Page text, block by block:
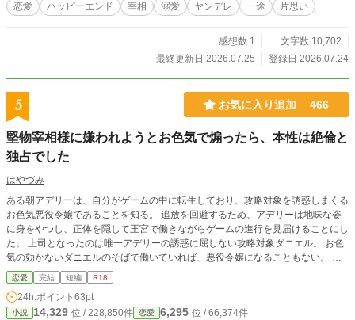
恋愛 ハッピーエンド 宰相 溺愛 ヤンデレ 一途 片思い
感想数 1
文字数 10,702
最終更新日 2026.07.25
登録日 2026.07.24
5 お気に入り追加 466
堅物宰相様に嫌われようとお色気で煽ったら、本性は絶倫と
独占でした
はやづみ
ある朝アデリーは、自分がゲームの中に転生しており、攻略対象を誘惑しまくる
お色気悪役令嬢であることを知る。 追放を回避するため、アデリーは地味な姿
に身をやつし、正体を隠して王宮で働きながらゲームの進行を見届けることにし
た。 上司となったのは唯一アデリーの誘惑に屈しない攻略対象ダニエル。 お色
気の効かないダニエルのそばで働いていれば、悪役令嬢になることもない。 そ
う安心していたアデリーだが、ゲームがエンディングを迎え、王宮を離れること
を告げると、ダニエルが豹変して…？ ※ムーンライトノベルズでも公開してい
ます。
恋愛 完結 短編 R18
24h.ポイント 63pt
小説 14,329 位 / 228,850件 恋愛 6,295 位 / 66,374件